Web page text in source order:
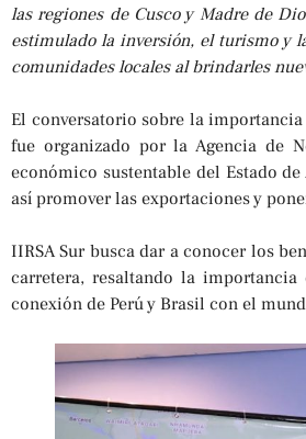
las regiones de Cusco y Madre de
estimulado la inversión, el turismo y
comunidades locales al brindarles
El conversatorio sobre la
fue organizado por la Agencia de
económico sustentable del Estado
así promover las exportaciones y
IIRSA Sur busca dar a conocer los
carretera, resaltando la
conexión de Perú y Brasil con el